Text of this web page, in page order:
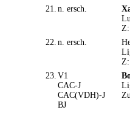
21. n. ersch.
Z:
22. n. ersch.
Z:
23. V1
CAC-J
CAC(VDH)-J
BJ